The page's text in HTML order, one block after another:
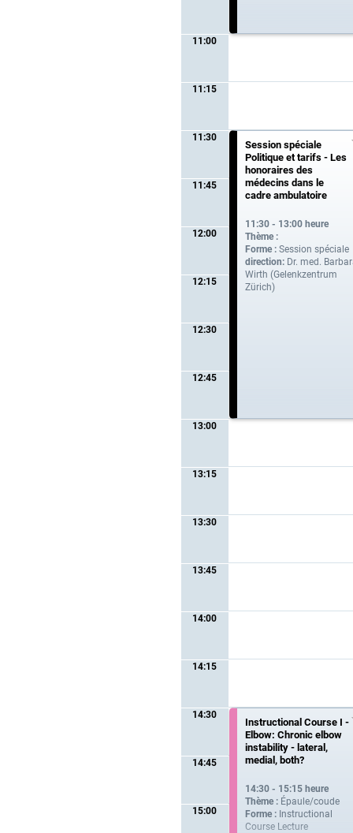
11:00
11:15
11:30
11:45
12:00
12:15
12:30
12:45
13:00
13:15
13:30
13:45
14:00
14:15
14:30
14:45
15:00
Session spéciale
Politique et tarifs - Les
honoraires des
médecins dans le
cadre ambulatoire
11:30 - 13:00 heure
Thème :
Forme : Session spéciale
direction: Dr. med.
Wirth (Gelenkzentrum
Zürich)
Instructional Course I -
Elbow: Chronic elbow
instability - lateral,
medial, both?
14:30 - 15:15 heure
Thème : Épaule/coude
Forme : Instructional
Course Lecture